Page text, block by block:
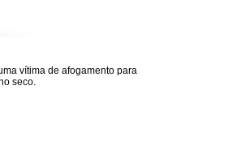
vítima de afogamento para
seco.